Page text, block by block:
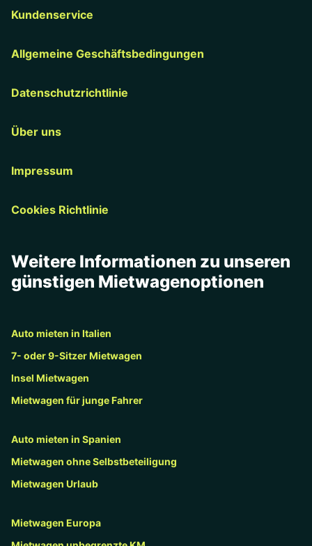
Kundenservice
Allgemeine Geschäftsbedingungen
Datenschutzrichtlinie
Über uns
Impressum
Cookies Richtlinie
Weitere Informationen zu unseren
günstigen Mietwagenoptionen
Auto mieten in Italien
7- oder 9-Sitzer Mietwagen
Insel Mietwagen
Mietwagen für junge Fahrer
Auto mieten in Spanien
Mietwagen ohne Selbstbeteiligung
Mietwagen Urlaub
Mietwagen Europa